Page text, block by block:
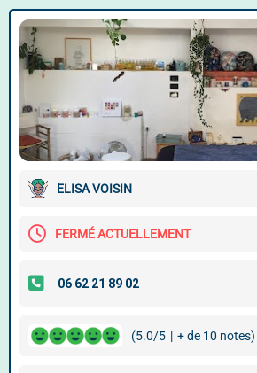
ELISA VOISIN
FERMÉ ACTUELLEMENT
(5.0/5 | + de 10 notes)